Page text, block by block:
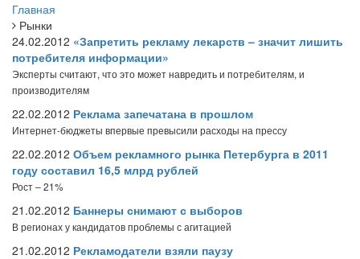
Главная
Рынки
24.02.2012 «Запретить рекламу лекарств – значит лишить
потребителя информации»
Эксперты считают, что это может навредить и потребителям, и
производителям
22.02.2012 Реклама запечатана в прошлом
Интернет-бюджеты впервые превысили расходы на прессу
22.02.2012 Объем рекламного рынка Петербурга в 2011
году составил 16,5 млрд рублей
Рост – 21%
21.02.2012 Баннеры снимают с выборов
В регионах у кандидатов проблемы с агитацией
21.02.2012 Рекламодатели взяли паузу